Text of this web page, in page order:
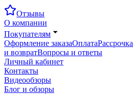
Отзывы
О компании
Покупателям
Оформление заказаОплатаРассрочка
и возвратВопросы и ответы
Личный кабинет
Контакты
Видеообзоры
Блог и обзоры